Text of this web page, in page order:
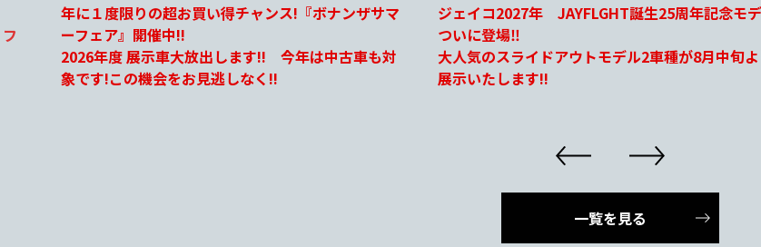
ジェイコ2027年 JAYFLGHT誕生25周年記念モデル
ついに登場‼
大人気のスライドアウトモデル2車種が8月中旬より
展示いたします!!
北海道キャンピングカー＆アウトドアショー2026
キャンピングレンタサービス工業さんブースにて出
展いたします！
8/29(土)～8/30(日)の2日間！
一覧を見る